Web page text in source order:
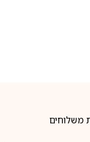
משלוחים